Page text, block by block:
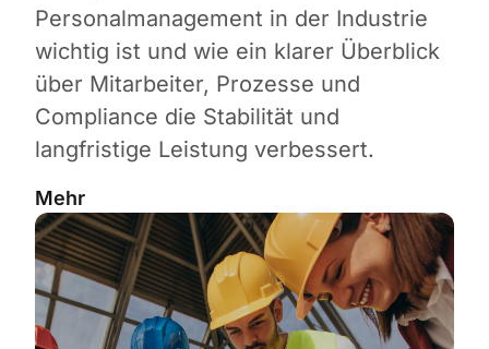
Personalmanagement in der Industrie
wichtig ist und wie ein klarer Überblick
über Mitarbeiter, Prozesse und
Compliance die Stabilität und
langfristige Leistung verbessert.
Mehr